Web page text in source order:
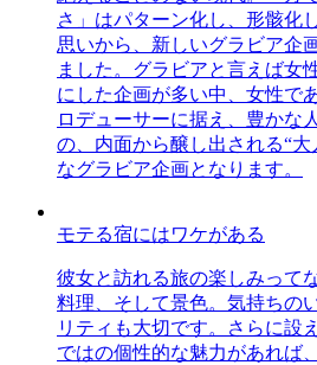
さ」はパターン化し、形骸化
思いから、新しいグラビア企
ました。グラビアと言えば女
にした企画が多い中、女性で
ロデューサーに据え、豊かな
の、内面から醸し出される“
なグラビア企画となります。
モテる宿にはワケがある
彼女と訪れる旅の楽しみっ
料理、そして景色。気持ちの
リティも大切です。さらに設
ではの個性的な魅力があれば